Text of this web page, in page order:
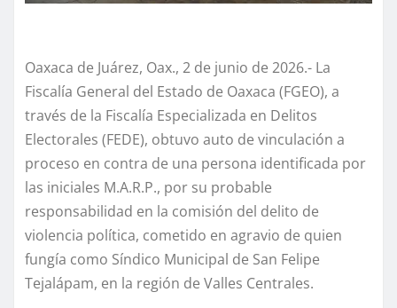
Oaxaca de Juárez, Oax., 2 de junio de 2026.- La
Fiscalía General del Estado de Oaxaca (FGEO), a
través de la Fiscalía Especializada en Delitos
Electorales (FEDE), obtuvo auto de vinculación a
proceso en contra de una persona identificada por
las iniciales M.A.R.P., por su probable
responsabilidad en la comisión del delito de
violencia política, cometido en agravio de quien
fungía como Síndico Municipal de San Felipe
Tejalápam, en la región de Valles Centrales.